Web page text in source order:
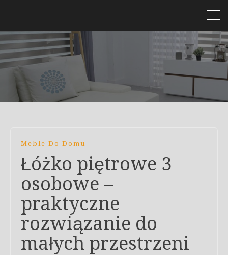
Meble Do Domu
Łóżko piętrowe 3
osobowe –
praktyczne
rozwiązanie do
małych przestrzeni